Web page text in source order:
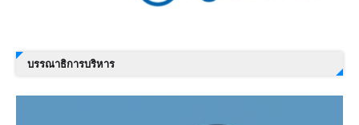
บรรณาธิการบริหาร